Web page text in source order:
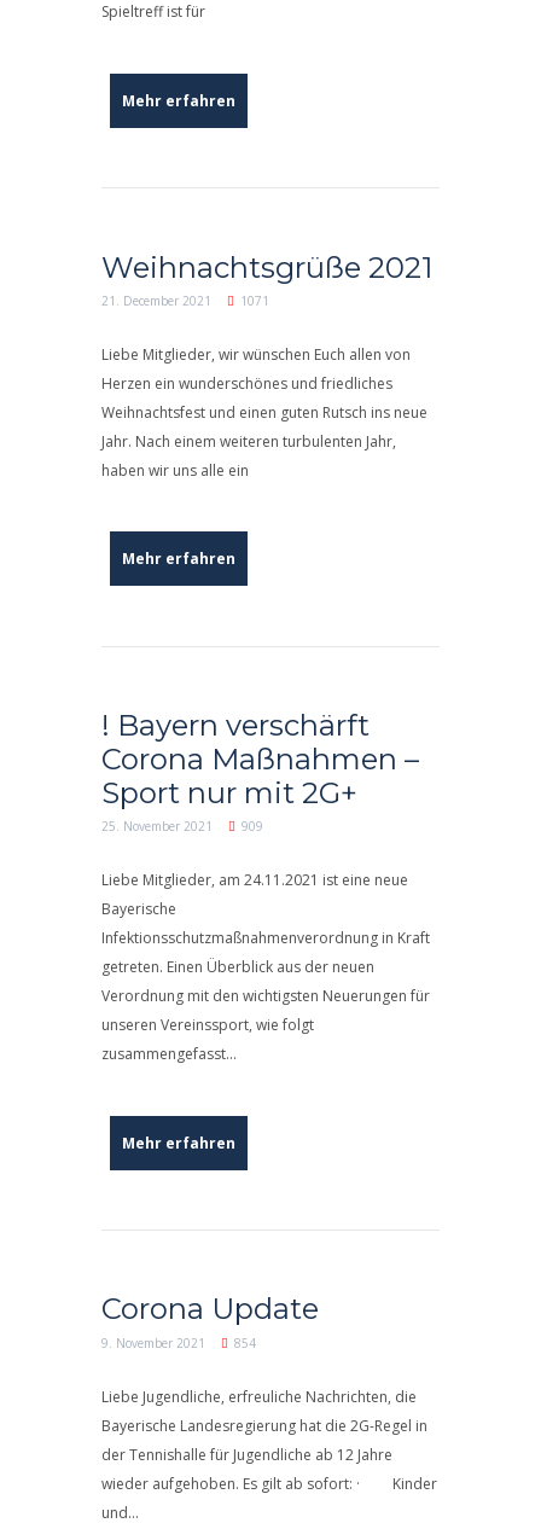
Spieltreff ist für
Mehr erfahren
Weihnachtsgrüße 2021
21. December 2021 1071
Liebe Mitglieder, wir wünschen Euch allen von
Herzen ein wunderschönes und friedliches
Weihnachtsfest und einen guten Rutsch ins neue
Jahr. Nach einem weiteren turbulenten Jahr,
haben wir uns alle ein
Mehr erfahren
! Bayern verschärft
Corona Maßnahmen –
Sport nur mit 2G+
25. November 2021 909
Liebe Mitglieder, am 24.11.2021 ist eine neue
Bayerische
Infektionsschutzmaßnahmenverordnung in Kraft
getreten. Einen Überblick aus der neuen
Verordnung mit den wichtigsten Neuerungen für
unseren Vereinssport, wie folgt
zusammengefasst...
Mehr erfahren
Corona Update
9. November 2021 854
Liebe Jugendliche, erfreuliche Nachrichten, die
Bayerische Landesregierung hat die 2G-Regel in
der Tennishalle für Jugendliche ab 12 Jahre
wieder aufgehoben. Es gilt ab sofort: · Kinder
und...